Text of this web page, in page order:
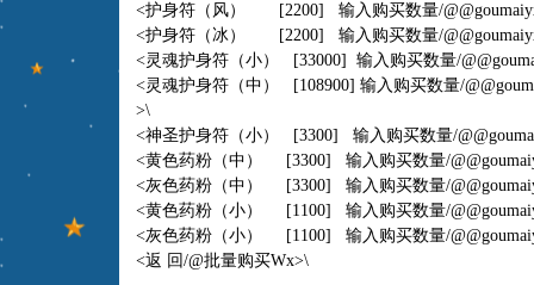
<护身符（风） [2200] 输入购买数量/
<护身符（冰） [2200] 输入购买数量/
<灵魂护身符（小） [33000] 输入购买数量/
<灵魂护身符（中） [108900] 输入购买数量/
>\
<神圣护身符（小） [3300] 输入购买数量/
<黄色药粉（中） [3300] 输入购买数量/
<灰色药粉（中） [3300] 输入购买数量/
<黄色药粉（小） [1100] 输入购买数量/
<灰色药粉（小） [1100] 输入购买数量/
<返 回/@批量购买Wx>\